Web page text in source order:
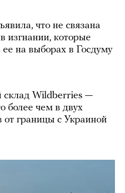
что не связана
изгнании, которые
на выборах в Госдуму
склад Wildberries —
более чем в двух
от границы с Украиной